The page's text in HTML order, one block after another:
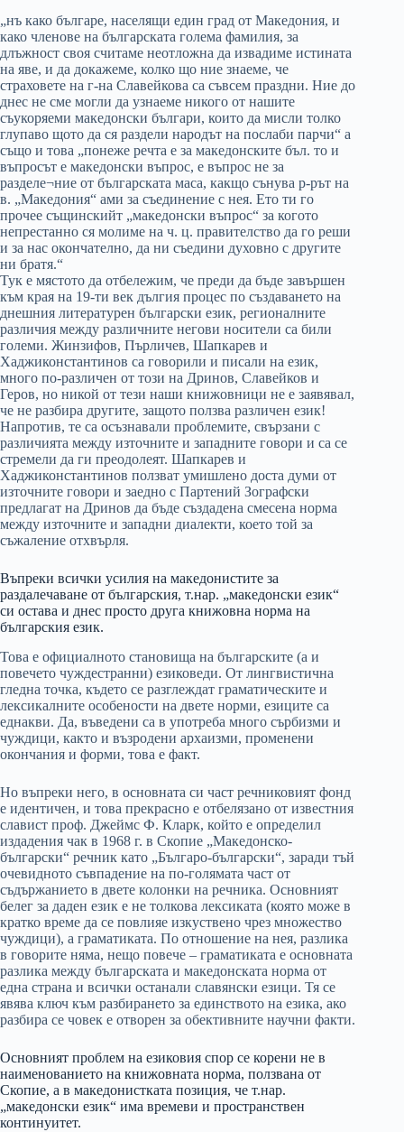
„нъ како българе, населящи един град от Македония, и
како членове на българската голема фамилия, за
длъжност своя считаме неотложна да извадиме истината
на яве, и да докажеме, колко що ние знаеме, че
страховете на г-на Славейкова са съвсем праздни. Ние до
днес не сме могли да узнаеме никого от нашите
съукоряеми македонски българи, които да мисли толко
глупаво щото да ся раздели народът на послаби парчи“ а
също и това „понеже речта е за македонските бъл. то и
въпросът е македонски въпрос, е въпрос не за
разделе¬ние от българската маса, какщо сънува р-рът на
в. „Македония“ ами за съединение с нея. Ето ти го
прочее същинскийт „македонски въпрос“ за когото
непрестанно ся молиме на ч. ц. правителство да го реши
и за нас окончателно, да ни съедини духовно с другите
ни братя.“
Тук е мястото да отбележим, че преди да бъде завършен
към края на 19-ти век дългия процес по създаването на
днешния литературен български език, регионалните
различия между различните негови носители са били
големи. Жинзифов, Пърличев, Шапкарев и
Хаджиконстантинов са говорили и писали на език,
много по-различен от този на Дринов, Славейков и
Геров, но никой от тези наши книжовници не е заявявал,
че не разбира другите, защото ползва различен език!
Напротив, те са осъзнавали проблемите, свързани с
различията между източните и западните говори и са се
стремели да ги преодолеят. Шапкарев и
Хаджиконстантинов ползват умишлено доста думи от
източните говори и заедно с Партений Зографски
предлагат на Дринов да бъде създадена смесена норма
между източните и западни диалекти, което той за
съжаление отхвърля.
Въпреки всички усилия на македонистите за
раздалечаване от българския, т.нар. „македонски език“
си остава и днес просто друга книжовна норма на
българския език.
Това е официалното становища на българските (а и
повечето чуждестранни) езиковеди. От лингвистична
гледна точка, където се разглеждат граматическите и
лексикалните особености на двете норми, езиците са
еднакви. Да, въведени са в употреба много сърбизми и
чуждици, както и възродени архаизми, променени
окончания и форми, това е факт.
Но въпреки него, в основната си част речниковият фонд
е идентичен, и това прекрасно е отбелязано от известния
славист проф. Джеймс Ф. Кларк, който е определил
издадения чак в 1968 г. в Скопие „Македонско-
български“ речник като „Българо-български“, заради тъй
очевидното съвпадение на по-голямата част от
съдържанието в двете колонки на речника. Основният
белег за даден език е не толкова лексиката (която може в
кратко време да се повлияе изкуствено чрез множество
чуждици), а граматиката. По отношение на нея, разлика
в говорите няма, нещо повече – граматиката е основната
разлика между българската и македонската норма от
една страна и всички останали славянски езици. Тя се
явява ключ към разбирането за единството на езика, ако
разбира се човек е отворен за обективните научни факти.
Основният проблем на езиковия спор се корени не в
наименованието на книжовната норма, ползвана от
Скопие, а в македонистката позиция, че т.нар.
„македонски език“ има времеви и пространствен
континуитет.